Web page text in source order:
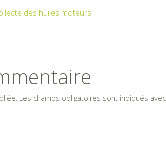
des huiles moteurs
Les champs obligatoires sont indiqués avec